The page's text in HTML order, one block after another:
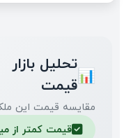
📊
تحلیل بازار
قیمت
مقایسه قیمت این ملک با 423 ملک مشابه
✅قیمت کمتر از